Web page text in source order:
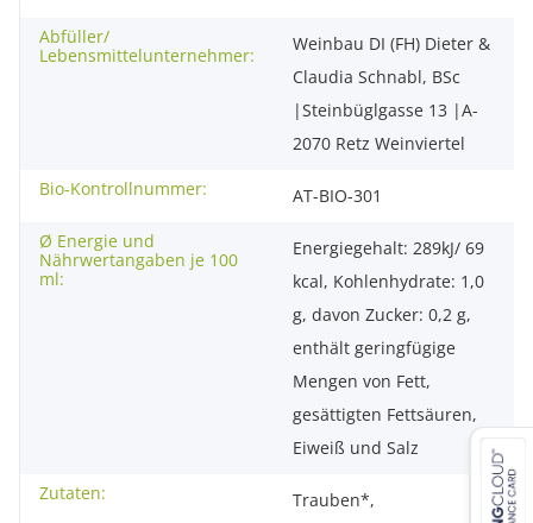
Abfüller/
Lebensmittelunternehmer:
Weinbau DI (FH) Dieter &
Claudia Schnabl, BSc
|Steinbüglgasse 13 |A-
2070 Retz Weinviertel
Bio-Kontrollnummer:
AT-BIO-301
Ø Energie und
Nährwertangaben je 100
ml:
Energiegehalt: 289kJ/ 69
kcal, Kohlenhydrate: 1,0
g, davon Zucker: 0,2 g,
enthält geringfügige
Mengen von Fett,
gesättigten Fettsäuren,
Eiweiß und Salz
Zutaten:
Trauben*,